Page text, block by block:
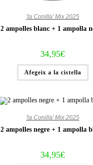
'la Conilla' Mix 2025
2 ampolles blanc + 1 ampolla
34,95€
Afegeix a la cistella
'la Conilla' Mix 2025
2 ampolles negre + 1 ampolla
34,95€